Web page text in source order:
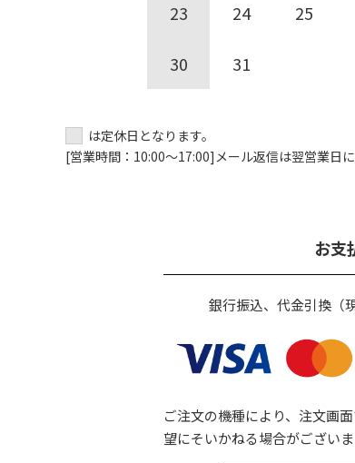
23 24 25
30 31
は定休日となります。
[営業時間：10:00～17:00]メール返信は翌営業日
お支
銀行振込、代金引換（
ご注文の機種により、注文画
望にそいかねる場合がございま